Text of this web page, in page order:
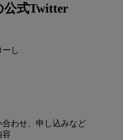
式Twitter
し
合わせ、申し込みなど
容